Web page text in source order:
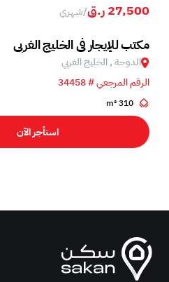
27,500 ر.ق /شهري
مكتب للإيجار في الخليج الغربي
الدوحة , الخليج الغربي
الرقم المرجعي # 34458
310 m²
استأجر الآن